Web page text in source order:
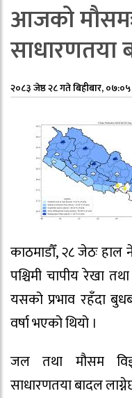
आजको
साधारणतया
२०८३ जेष्ठ २८ गते बिहीबार, ०७:०५
काठमाडौँ, २८ जेठः
पश्चिमी चापीय रेखा
यसको प्रभाव रहँदा
वर्षा भएको थियो ।
जल तथा मौसम
साधारणतया बादल